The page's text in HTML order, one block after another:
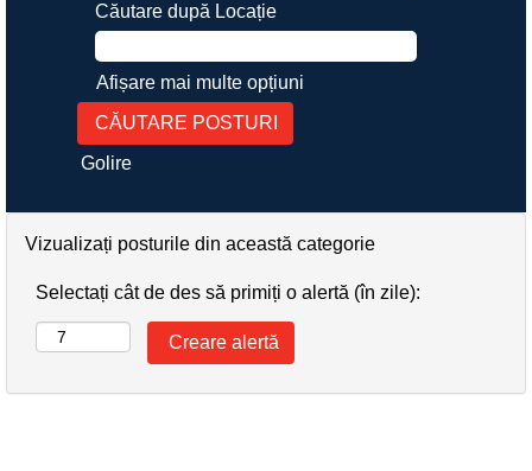
Căutare după Locație
Afișare mai multe opțiuni
Golire
Vizualizați posturile din această categorie
Selectați cât de des să primiți o alertă (în zile):